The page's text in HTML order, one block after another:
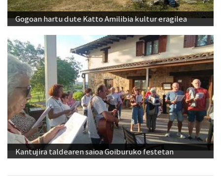
Gogoan hartu dute Katto Amilibia kultur eragilea
Kantujira taldearen saioa Goiburuko festetan